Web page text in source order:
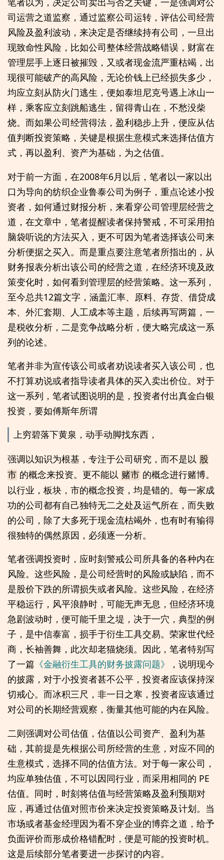
司运营之道监察，通过监察公司运转，评估公司经营
风险及盈利波动，来决定是否继续持有公司，一旦出
现致命性风险，比如公司整体经营战略错误，财富在
管理层手上逐日被摧毁，又或者现金流严重枯竭，出
现很可能破产的高风险，无论价钱上已经损失多少，
均应立刻从防火门逃生，便如泰坦尼克号遇上冰山一
样，乘客应立刻跳船逃生，留得青山在，不愁没柴
烧。而如果公司经营得法，盈利稳步上升，便应从估
值判断投资策略，关键是根据生意模式来选择估值方
式，再以盈利、资产为基础，为之估值。
对于前一方面，在2008年6月以后，笔者以一家以出
口为导向的纺织企业鲁泰公司为例子，重点论述小投
资者，如何通过财报分析，来看穿公司管理层经营之
道，在文章中，笔者提醒读者保持警戒，不可采用拍
脑袋听说的方法买入，更不可因为笔者选择该公司来
分析便据之买入。而是重点要注意笔者所指出的，从
财务报表分析出该公司的经营之道，在经济环境及政
策变化时，如何看到管理层的经营策略。这一系列，
至今总共12篇文字，涵盖汇率、原料、存货、借贷成
本、外汇套期、人工成本等主题，后续再写两篇，一
是税收分析，二是竞争战略分析，便大略完成这一系
列的论述。
笔者并非为宣传该公司或者劝说读者买入该公司，也
不打算劝说或者指导读者具体的买入卖出价位。对于
这一系列，笔者试图说明的是，投资者付出真金白银
投资，要如傅斯年所谓
上穷碧落下黄泉，动手动脚找东西，
强调以知识为根基，专注于公司研究，而不是以 股
市 的概念来投资。更不能以 赌市 的概念进行赌博。
以行业，板块，市的概念投资，均是错的。每一家成
功的公司都有自己独特无二之处及运气所在，而失败
的公司，除了大多死于现金流枯竭外，也有时有输得
很独特的偶然原因，必须逐一分析。
笔者强调投资时，应时刻警戒公司所具备的各种内在
风险。这些风险，是公司经营时的风险或缺陷，而不
是股价下跌的所谓损失或者风险。这些风险，在经济
平稳运行，风平浪静时，可能无声无息，但经济环境
急剧波动时，便可能千里之堤，决于一穴，典型的例
子，是中信泰富，损手于衍生工具交易。荣家世代经
商，长袖善舞，此次却老猫烧须。因此，笔者特别写
了一篇 《金融衍生工具的财务披露问题》
，说明现今
的披露，对于小投资者甚不公平，投资者应该保持深
切戒心。而冰积三尺，非一日之寒，投资者应该通过
对公司的长期经营观察，衡量其他可能的内在风险。
二则强调对公司估值，估值以公司资产、盈利为基
础，其前提是先根据公司所经营的生意，对应不同的
生意模式，选择不同的估值方法。对于每一家公司，
均应单独估值，不可以因同行业，而采用相同的 PE
估值。同时，时刻将估值与经营策略及盈利预期对
应，再通过估值对照市价来决定投资策略及计划。当
市场或者基金经理因为看不穿企业的博弈之道，给予
负面评价而形成价格错配时，便是可能的投资时机。
这是后续部分笔者要进一步探讨的内容。